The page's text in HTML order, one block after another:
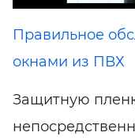
Правильное
окнами из ПВХ
Защитную